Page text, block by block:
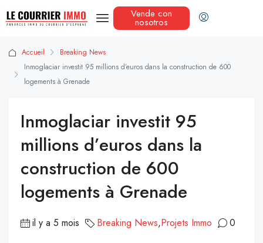
Vende con
nosotros
Accueil
Breaking News
Inmoglaciar investit 95 millions d’euros dans la construction de 600
logements à Grenade
Inmoglaciar investit 95
millions d’euros dans la
construction de 600
logements à Grenade
il y a 5 mois Breaking News,Projets Immo 0